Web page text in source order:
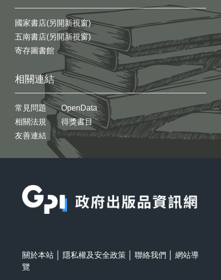
國家書店(另開新視窗)
五南書店(另開新視窗)
寄存圖書館
相關連結
常見問題
相關法規
友善連結
OpenData
得獎書目
關於本站 隱私權及安全政策 聯絡我們
網站導
覽